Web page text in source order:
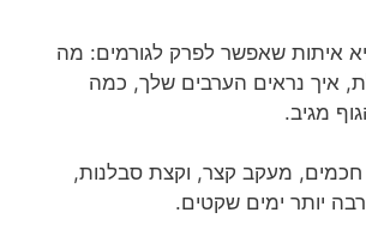
איתות שאפשר לפרק לגורמים: מה
איך נראים הערבים שלך, כמה
מגיב.
חכמים, מעקב קצר, וקצת סבלנות,
יותר ימים שקטים.